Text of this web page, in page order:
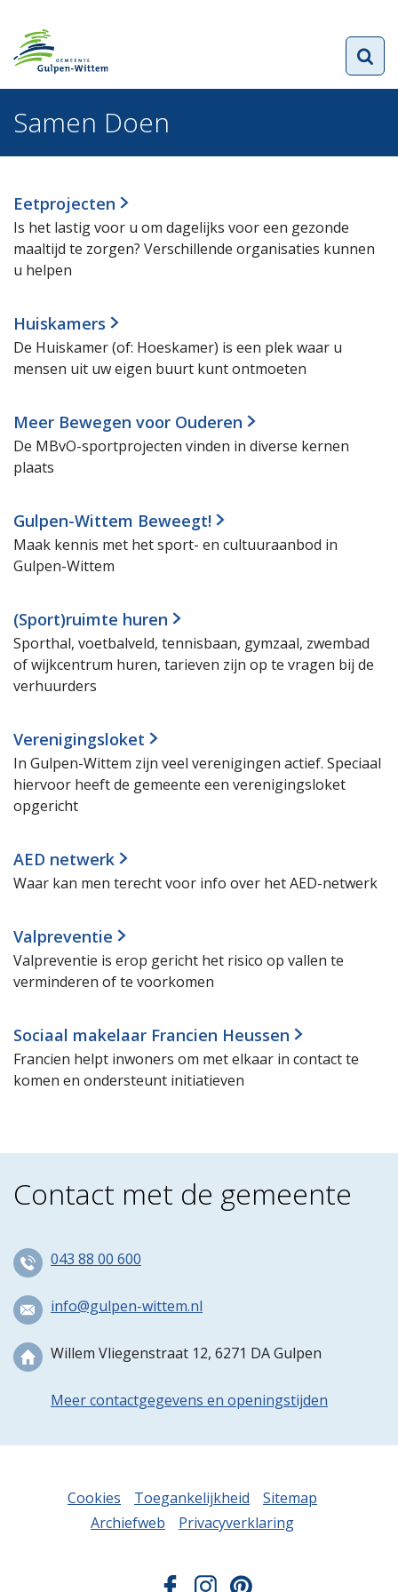
Samen Doen
Eetprojecten
Is het lastig voor u om dagelijks voor een gezonde
maaltijd te zorgen? Verschillende organisaties kunnen
u helpen
Huiskamers
De Huiskamer (of: Hoeskamer) is een plek waar u
mensen uit uw eigen buurt kunt ontmoeten
Meer Bewegen voor Ouderen
De MBvO-sportprojecten vinden in diverse kernen
plaats
Gulpen-Wittem Beweegt!
Maak kennis met het sport- en cultuuraanbod in
Gulpen-Wittem
(Sport)ruimte huren
Sporthal, voetbalveld, tennisbaan, gymzaal, zwembad
of wijkcentrum huren, tarieven zijn op te vragen bij de
verhuurders
Verenigingsloket
In Gulpen-Wittem zijn veel verenigingen actief. Speciaal
hiervoor heeft de gemeente een verenigingsloket
opgericht
AED netwerk
Waar kan men terecht voor info over het AED-netwerk
Valpreventie
Valpreventie is erop gericht het risico op vallen te
verminderen of te voorkomen
Sociaal makelaar Francien Heussen
Francien helpt inwoners om met elkaar in contact te
komen en ondersteunt initiatieven
Contact met de gemeente
043 88 00 600
info@gulpen-wittem.nl
Willem Vliegenstraat 12, 6271 DA Gulpen
Meer contactgegevens en openingstijden
Cookies Toegankelijkheid
Sitemap
Archiefweb
Privacyverklaring